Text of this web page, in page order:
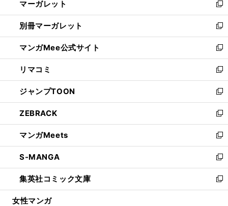
く
で
開
く
ド
ウ
で
開
く
い
ウ
ィ
ン
ド
ウ
で
開
く
マーガレット
新
し
い
ウ
ィ
ン
ド
ウ
で
開
く
別冊マーガレット
新
し
い
ウ
ィ
ン
ド
ウ
で
開
く
マンガMee公式サイト
新
し
い
ウ
ィ
ン
ド
ウ
で
開
く
リマコミ
新
し
い
ウ
ィ
ン
ド
ウ
で
開
く
ジャンプTOON
新
し
い
ウ
ィ
ン
ド
ウ
で
開
ZEBRACK
新
し
い
ウ
ィ
ン
ド
ウ
マンガMeets
新
し
い
ウ
ィ
ン
S-MANGA
新
し
い
ウ
集英社コミック文庫
新
し
女性マンガ